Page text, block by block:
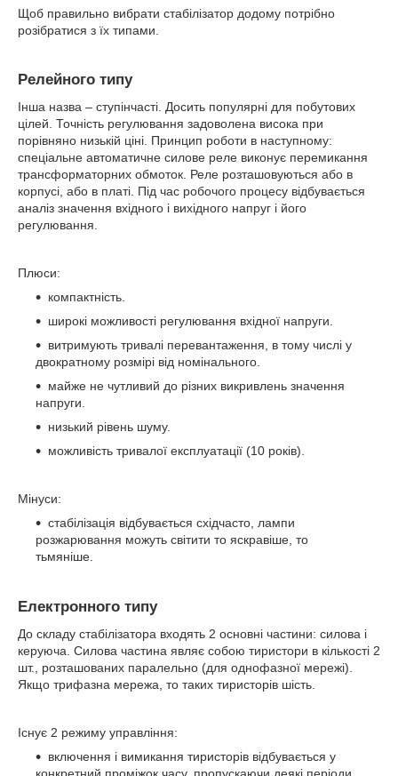
Щоб правильно вибрати стабілізатор додому потрібно
розібратися з їх типами.
Релейного типу
Інша назва – ступінчасті. Досить популярні для побутових
цілей. Точність регулювання задоволена висока при
порівняно низькій ціні. Принцип роботи в наступному:
спеціальне автоматичне силове реле виконує перемикання
трансформаторних обмоток. Реле розташовуються або в
корпусі, або в платі. Під час робочого процесу відбувається
аналіз значення вхідного і вихідного напруг і його
регулювання.
Плюси:
компактність.
широкі можливості регулювання вхідної напруги.
витримують тривалі перевантаження, в тому числі у
двократному розмірі від номінального.
майже не чутливий до різних викривлень значення
напруги.
низький рівень шуму.
можливість тривалої експлуатації (10 років).
Мінуси:
стабілізація відбувається східчасто, лампи
розжарювання можуть світити то яскравіше, то
тьмяніше.
Електронного типу
До складу стабілізатора входять 2 основні частини: силова і
керуюча. Силова частина являє собою тиристори в кількості 2
шт., розташованих паралельно (для однофазної мережі).
Якщо трифазна мережа, то таких тиристорів шість.
Існує 2 режиму управління:
включення і вимикання тиристорів відбувається у
конкретний проміжок часу, пропускаючи деякі періоди.